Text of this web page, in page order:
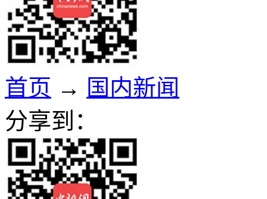
首页 → 国内新闻
分享到：